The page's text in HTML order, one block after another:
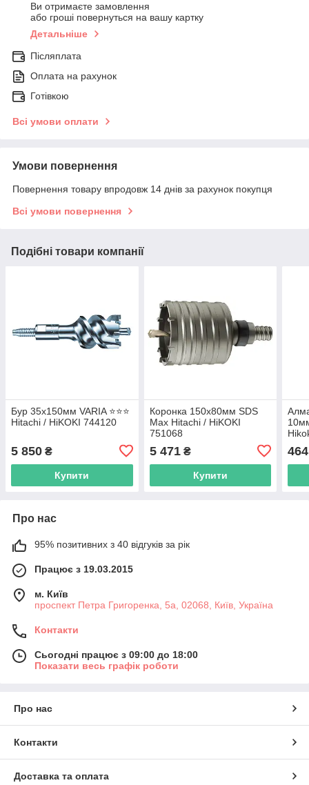
Ви отримаєте замовлення
або гроші повернуться на вашу картку
Детальніше
Післяплата
Оплата на рахунок
Готівкою
Всі умови оплати
Умови повернення
Повернення товару впродовж 14 днів за рахунок покупця
Всі умови повернення
Подібні товари компанії
Бур 35х150мм VARIA ⭐️⭐️⭐️
Hitachi / HiKOKI 744120
5 850 ₴
Купити
Коронка 150х80мм SDS
Max Hitachi / HiKOKI
751068
5 471₴
Купити
464
Про нас
95% позитивних з 40 відгуків за рік
Працює з 19.03.2015
м. Київ
проспект Петра Григоренка, 5а, 02068, Київ, Україна
Контакти
Сьогодні працює з 09:00 до 18:00
Показати весь графік роботи
Про нас
Контакти
Доставка та оплата